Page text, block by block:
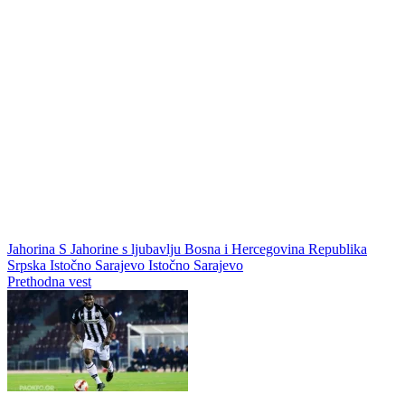
Jahorina S Jahorine s ljubavlju Bosna i Hercegovina Republika
Srpska Istočno Sarajevo Istočno Sarajevo
Prethodna vest